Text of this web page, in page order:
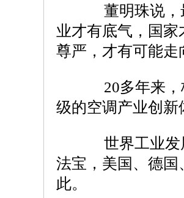
董明珠说，最
业才有底气，国
尊严，才有可能走
20多年来，
级的空调产业创新
世界工业发展
法宝，美国、德
此。